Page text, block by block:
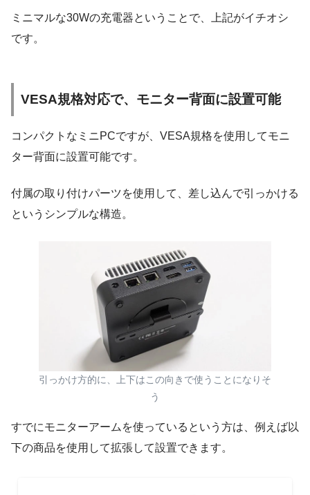
ミニマルな30Wの充電器ということで、上記がイチオシ
です。
VESA規格対応で、モニター背面に設置可能
コンパクトなミニPCですが、VESA規格を使用してモニ
ター背面に設置可能です。
付属の取り付けパーツを使用して、差し込んで引っかける
というシンプルな構造。
引っかけ方的に、上下はこの向きで使うことになりそ
う
すでにモニターアームを使っているという方は、例えば以
下の商品を使用して拡張して設置できます。